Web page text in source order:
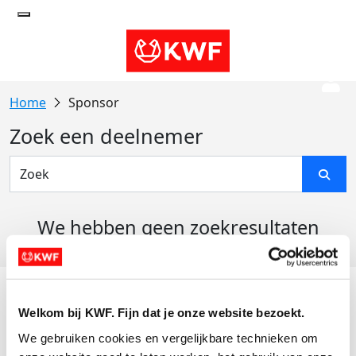
Welkom bij KWF. Fijn dat je onze website bezoekt.
We gebruiken cookies en vergelijkbare technieken om
Sponsor
Zoek een deelnemer
We hebben geen zoekresultaten
Actiematerialen
Evenementen